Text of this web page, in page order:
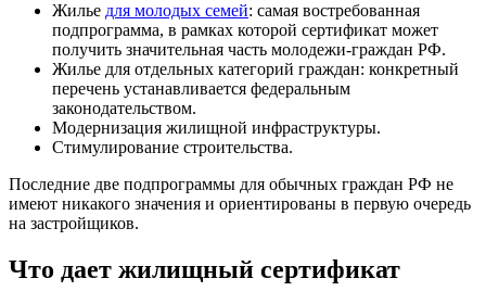
Жилье для молодых семей: самая востребованная
подпрограмма, в рамках которой сертификат может
получить значительная часть молодежи-граждан РФ.
Жилье для отдельных категорий граждан: конкретный
перечень устанавливается федеральным
законодательством.
Модернизация жилищной инфраструктуры.
Стимулирование строительства.
Последние две подпрограммы для обычных граждан РФ не
имеют никакого значения и ориентированы в первую очередь
на застройщиков.
Что дает жилищный сертификат